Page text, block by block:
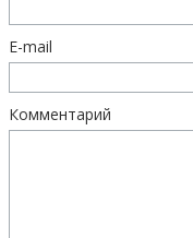
E-mail
Комментарий